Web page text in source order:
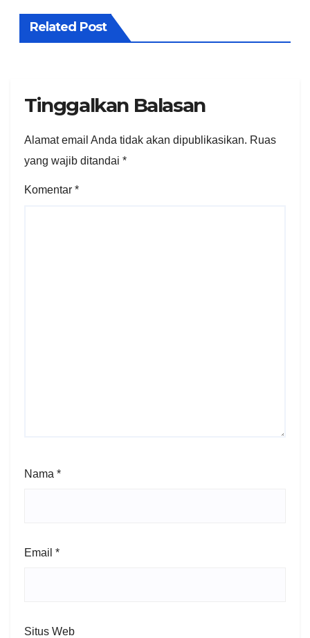
Related Post
Tinggalkan Balasan
Alamat email Anda tidak akan dipublikasikan. Ruas
yang wajib ditandai *
Komentar *
Nama *
Email *
Situs Web